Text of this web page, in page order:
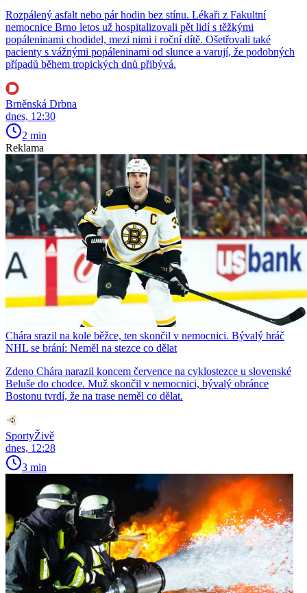
Rozpálený asfalt nebo pár hodin bez stínu. Lékaři z Fakultní
nemocnice Brno letos už hospitalizovali pět lidí s těžkými
popáleninami chodidel, mezi nimi i roční dítě. Ošetřovali také
pacienty s vážnými popáleninami od slunce a varují, že podobných
případů během tropických dnů přibývá.
Brněnská Drbna
dnes, 12:30
2 min
Reklama
Chára srazil na kole běžce, ten skončil v nemocnici. Bývalý hráč
NHL se brání: Neměl na stezce co dělat
Zdeno Chára narazil koncem července na cyklostezce u slovenské
Beluše do chodce. Muž skončil v nemocnici, bývalý obránce
Bostonu tvrdí, že na trase neměl co dělat.
SportyŽivě
dnes, 12:28
3 min